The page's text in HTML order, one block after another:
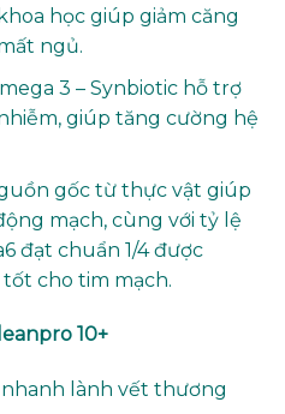
học giúp giảm căng
ngủ.
3 – Synbiotic hỗ trợ
giúp tăng cường hệ
gốc từ thực vật giúp
mạch, cùng với tỷ lệ
đạt chuẩn 1/4 được
cho tim mạch.
10+
lành vết thương